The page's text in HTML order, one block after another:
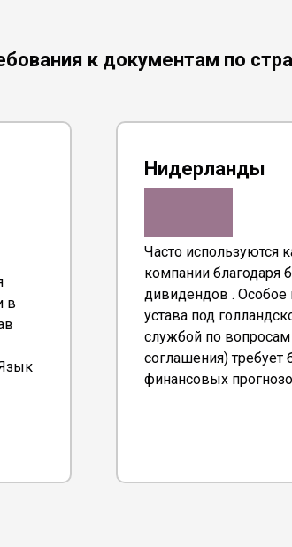
к документам по
в
Нидерланды
Часто используются
компании благодаря
дивидендов . Особое
устава под
службой по вопросам
соглашения) требует
финансовых